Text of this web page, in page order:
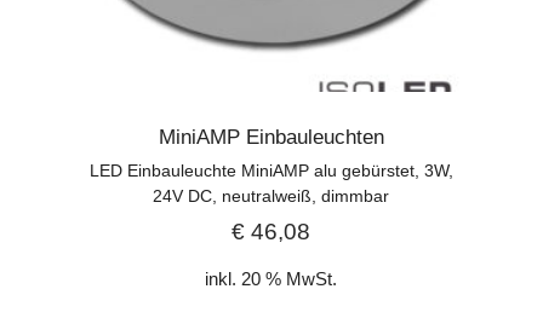
MiniAMP Einbauleuchten
LED Einbauleuchte MiniAMP alu gebürstet, 3W,
24V DC, neutralweiß, dimmbar
€ 46,08
inkl. 20 % MwSt.